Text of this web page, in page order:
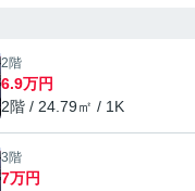
2階
6.9万円
2階 / 24.79㎡ / 1K
3階
7万円